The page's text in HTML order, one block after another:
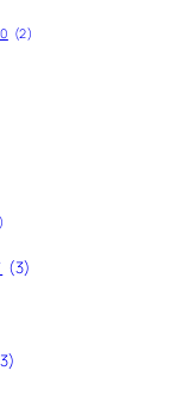
(2)
(3)